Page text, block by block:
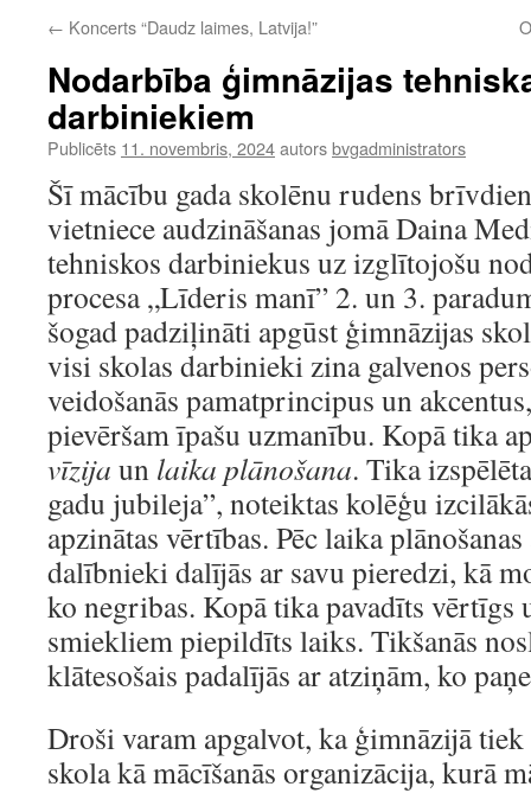
← Koncerts “Daudz laimes, Latvija!”
Nodarbība ģimnāzijas
darbiniekiem
Publicēts 11. novembris, 2024autorsbvgadministrators
Šī mācību gada skolēnu rudens
vietniece audzināšanas jomā Daina
tehniskos darbiniekus uz izglītojošu
procesa „Līderis manī” 2. un 3.
šogad padziļināti apgūst ģimnāzijas
visi skolas darbinieki zina galvenos
veidošanās pamatprincipus un
pievēršam īpašu uzmanību. Kopā tika
vīzija un laika plānošana. Tika
gadu jubileja”, noteiktas kolēģu
apzinātas vērtības. Pēc laika
dalībnieki dalījās ar savu pieredzi, kā
ko negribas. Kopā tika pavadīts vērtīgs
smiekliem piepildīts laiks. Tikšanās
klātesošais padalījās ar atziņām, ko
Droši varam apgalvot, ka ģimnāzijā
skola kā mācīšanās organizācija, kurā